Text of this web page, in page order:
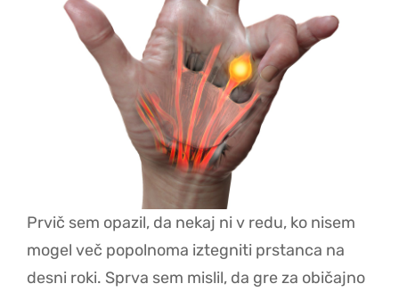
Prvič sem opazil, da nekaj ni v redu, ko nisem
mogel več popolnoma iztegniti prstanca na
desni roki. Sprva sem mislil, da gre za običajno